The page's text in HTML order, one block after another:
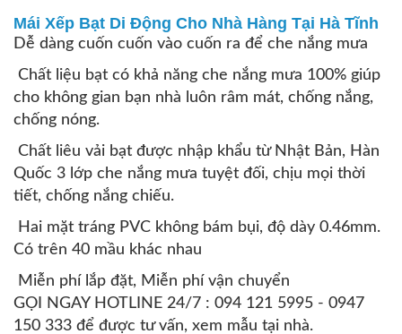
Mái Xếp Bạt Di Động Cho Nhà Hàng Tại Hà Tĩnh
Dễ dàng cuốn cuốn vào cuốn ra để che nắng mưa
Chất liệu bạt có khả năng che nắng mưa 100% giúp
cho không gian bạn nhà luôn râm mát, chống nắng,
chống nóng.
Chất liêu vải bạt được nhập khẩu từ Nhật Bản, Hàn
Quốc 3 lớp che nắng mưa tuyệt đối, chịu mọi thời
tiết, chống nắng chiếu.
Hai mặt tráng PVC không bám bụi, độ dày 0.46mm.
Có trên 40 mầu khác nhau
Miễn phí lắp đặt, Miễn phí vận chuyển
GỌI NGAY HOTLINE 24/7 : 094 121 5995 - 0947
150 333 để được tư vấn, xem mẫu tại nhà.